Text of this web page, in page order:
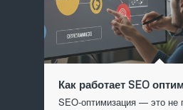
Как работает SEO
SEO-оптимизация — это не